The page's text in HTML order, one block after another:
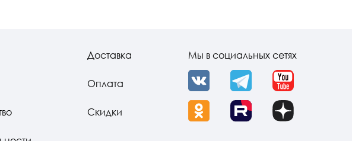
Доставка
Оплата
Скидки
Мы в социальных сетях
VK Telegram YouTube
OK Rutube Dzen